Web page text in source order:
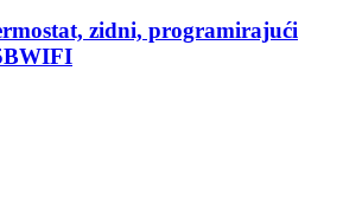
zidni, programirajući